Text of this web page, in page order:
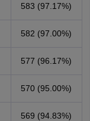
583 (97.17%)
582 (97.00%)
577 (96.17%)
570 (95.00%)
569 (94.83%)